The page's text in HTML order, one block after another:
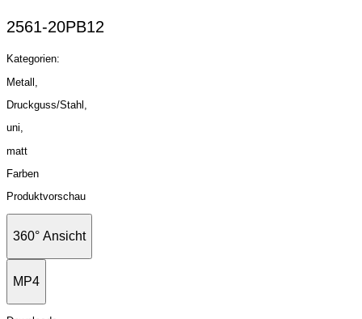
2561-20PB12
Kategorien:
Metall,
Druckguss/Stahl,
uni,
matt
Farben
Produktvorschau
360° Ansicht
MP4